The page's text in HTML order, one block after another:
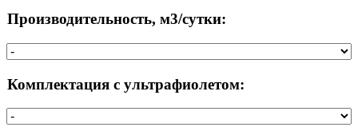
Производительность, м3/сутки:
Комплектация с ультрафиолетом: